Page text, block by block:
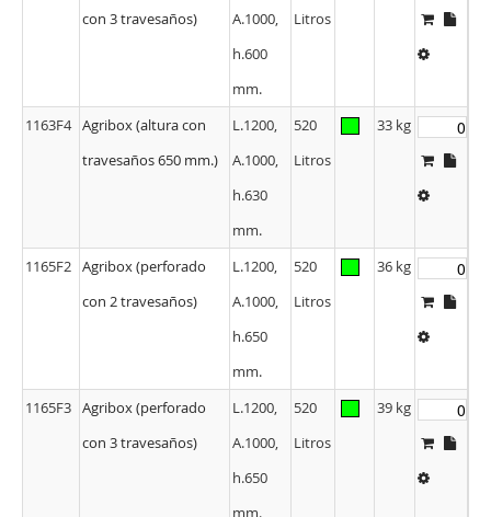
con 3 travesaños)
A.1000,
h.600
mm.
Litros
1163F4 Agribox (altura con
travesaños 650 mm.)
L.1200,
A.1000,
h.630
mm.
520
Litros
33 kg
1165F2 Agribox (perforado
con 2 travesaños)
L.1200,
A.1000,
h.650
mm.
520
Litros
36 kg
1165F3 Agribox (perforado
con 3 travesaños)
L.1200,
A.1000,
h.650
mm.
520
Litros
39 kg